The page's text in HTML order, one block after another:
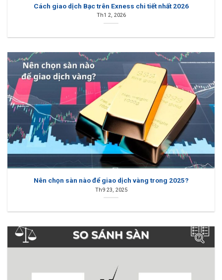
Cách giao dịch Bạc trên Exness chi tiết nhất 2026
Th1 2, 2026
Nên chọn sàn nào để giao dịch vàng trong 2025?
Th9 23, 2025